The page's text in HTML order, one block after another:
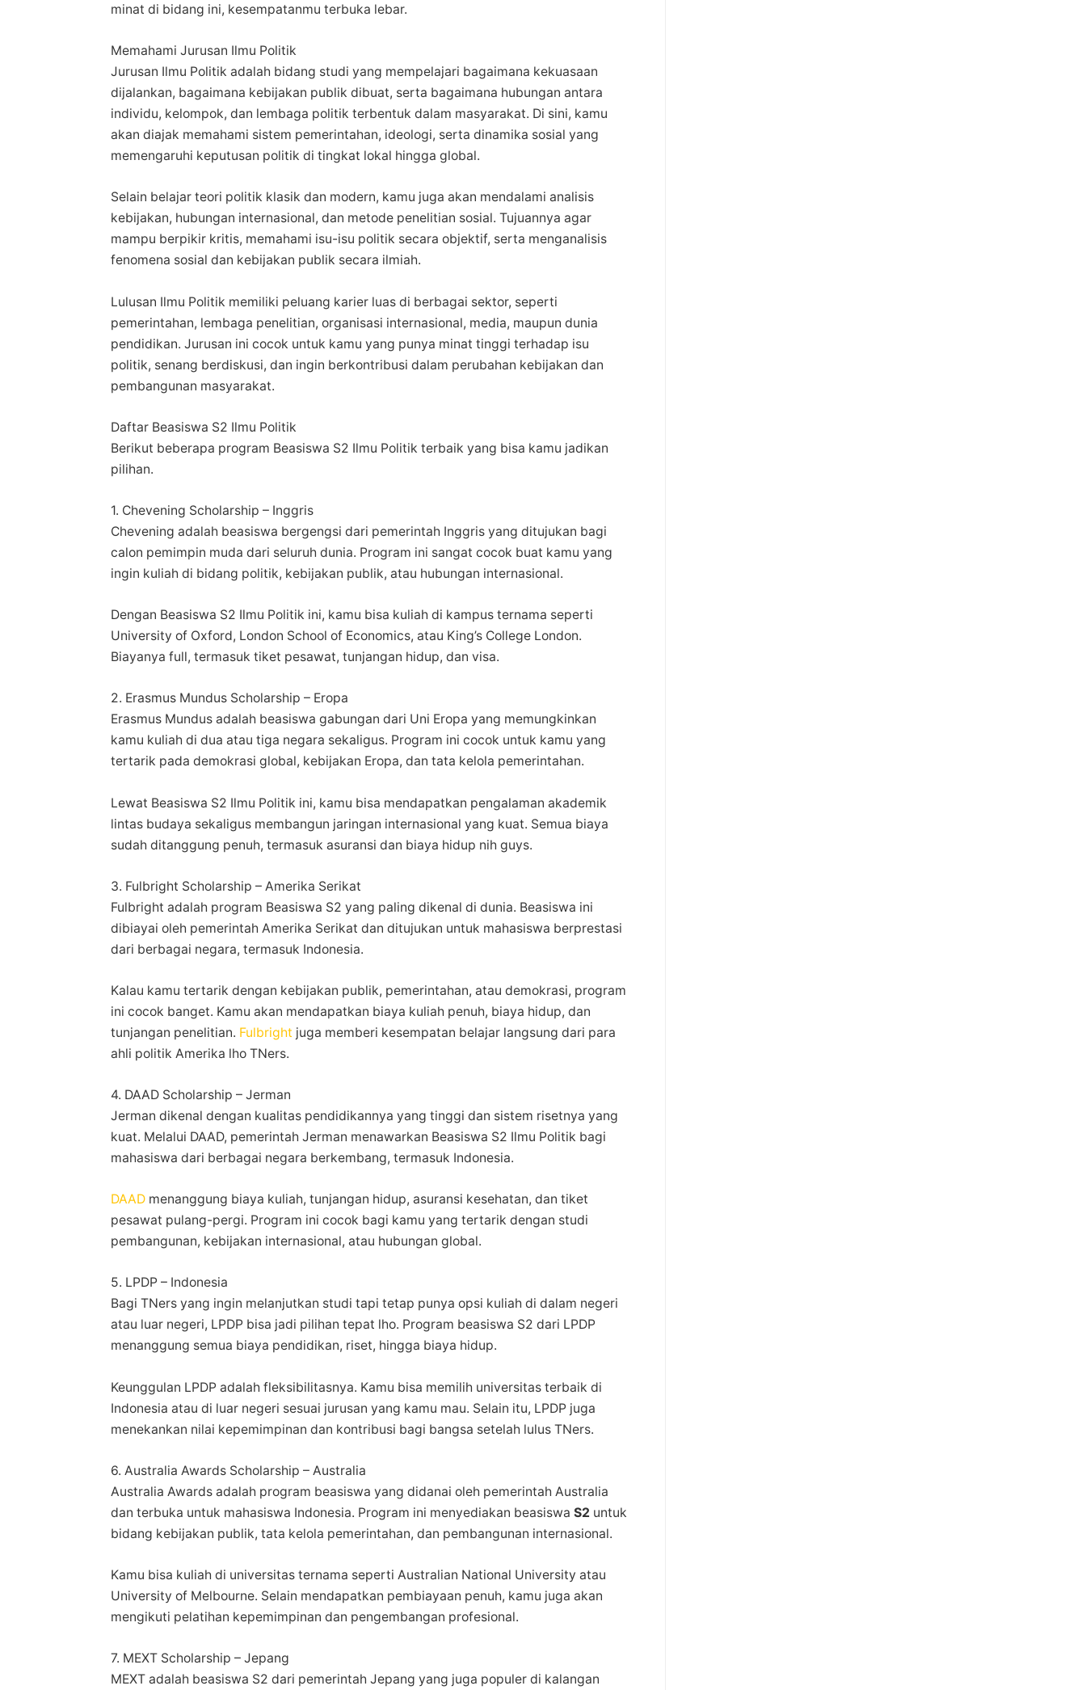
minat di bidang ini, kesempatanmu terbuka lebar.
Memahami Jurusan Ilmu Politik
Jurusan Ilmu Politik adalah bidang studi yang mempelajari bagaimana kekuasaan
dijalankan, bagaimana kebijakan publik dibuat, serta bagaimana hubungan antara
individu, kelompok, dan lembaga politik terbentuk dalam masyarakat. Di sini, kamu
akan diajak memahami sistem pemerintahan, ideologi, serta dinamika sosial yang
memengaruhi keputusan politik di tingkat lokal hingga global.
Selain belajar teori politik klasik dan modern, kamu juga akan mendalami analisis
kebijakan, hubungan internasional, dan metode penelitian sosial. Tujuannya agar
mampu berpikir kritis, memahami isu-isu politik secara objektif, serta menganalisis
fenomena sosial dan kebijakan publik secara ilmiah.
Lulusan Ilmu Politik memiliki peluang karier luas di berbagai sektor, seperti
pemerintahan, lembaga penelitian, organisasi internasional, media, maupun dunia
pendidikan. Jurusan ini cocok untuk kamu yang punya minat tinggi terhadap isu
politik, senang berdiskusi, dan ingin berkontribusi dalam perubahan kebijakan dan
pembangunan masyarakat.
Daftar Beasiswa S2 Ilmu Politik
Berikut beberapa program Beasiswa S2 Ilmu Politik terbaik yang bisa kamu jadikan
pilihan.
1. Chevening Scholarship – Inggris
Chevening adalah beasiswa bergengsi dari pemerintah Inggris yang ditujukan bagi
calon pemimpin muda dari seluruh dunia. Program ini sangat cocok buat kamu yang
ingin kuliah di bidang politik, kebijakan publik, atau hubungan internasional.
Dengan Beasiswa S2 Ilmu Politik ini, kamu bisa kuliah di kampus ternama seperti
University of Oxford, London School of Economics, atau King’s College London.
Biayanya full, termasuk tiket pesawat, tunjangan hidup, dan visa.
2. Erasmus Mundus Scholarship – Eropa
Erasmus Mundus adalah beasiswa gabungan dari Uni Eropa yang memungkinkan
kamu kuliah di dua atau tiga negara sekaligus. Program ini cocok untuk kamu yang
tertarik pada demokrasi global, kebijakan Eropa, dan tata kelola pemerintahan.
Lewat Beasiswa S2 Ilmu Politik ini, kamu bisa mendapatkan pengalaman akademik
lintas budaya sekaligus membangun jaringan internasional yang kuat. Semua biaya
sudah ditanggung penuh, termasuk asuransi dan biaya hidup nih guys.
3. Fulbright Scholarship – Amerika Serikat
Fulbright adalah program Beasiswa S2 yang paling dikenal di dunia. Beasiswa ini
dibiayai oleh pemerintah Amerika Serikat dan ditujukan untuk mahasiswa berprestasi
dari berbagai negara, termasuk Indonesia.
Kalau kamu tertarik dengan kebijakan publik, pemerintahan, atau demokrasi, program
ini cocok banget. Kamu akan mendapatkan biaya kuliah penuh, biaya hidup, dan
tunjangan penelitian. Fulbright juga memberi kesempatan belajar langsung dari para
ahli politik Amerika lho TNers.
4. DAAD Scholarship – Jerman
Jerman dikenal dengan kualitas pendidikannya yang tinggi dan sistem risetnya yang
kuat. Melalui DAAD, pemerintah Jerman menawarkan Beasiswa S2 Ilmu Politik bagi
mahasiswa dari berbagai negara berkembang, termasuk Indonesia.
DAAD menanggung biaya kuliah, tunjangan hidup, asuransi kesehatan, dan tiket
pesawat pulang-pergi. Program ini cocok bagi kamu yang tertarik dengan studi
pembangunan, kebijakan internasional, atau hubungan global.
5. LPDP – Indonesia
Bagi TNers yang ingin melanjutkan studi tapi tetap punya opsi kuliah di dalam negeri
atau luar negeri, LPDP bisa jadi pilihan tepat lho. Program beasiswa S2 dari LPDP
menanggung semua biaya pendidikan, riset, hingga biaya hidup.
Keunggulan LPDP adalah fleksibilitasnya. Kamu bisa memilih universitas terbaik di
Indonesia atau di luar negeri sesuai jurusan yang kamu mau. Selain itu, LPDP juga
menekankan nilai kepemimpinan dan kontribusi bagi bangsa setelah lulus TNers.
6. Australia Awards Scholarship – Australia
Australia Awards adalah program beasiswa yang didanai oleh pemerintah Australia
dan terbuka untuk mahasiswa Indonesia. Program ini menyediakan beasiswa S2 untuk
bidang kebijakan publik, tata kelola pemerintahan, dan pembangunan internasional.
Kamu bisa kuliah di universitas ternama seperti Australian National University atau
University of Melbourne. Selain mendapatkan pembiayaan penuh, kamu juga akan
mengikuti pelatihan kepemimpinan dan pengembangan profesional.
7. MEXT Scholarship – Jepang
MEXT adalah beasiswa S2 dari pemerintah Jepang yang juga populer di kalangan